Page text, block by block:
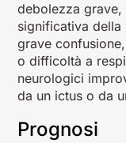
debolezza
significativa
grave
o difficoltà a
neurologici
da un ictus o da
Prognosi